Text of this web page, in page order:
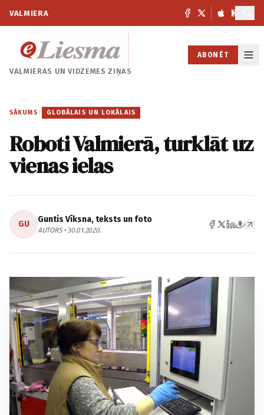
VALMIERA
VALMIERAS UNVIDZEMES ZIŅAS
ABONĒT
SĀKUMS / GLOBĀLAIS UN LOKĀLAIS
Roboti Valmierā, turklāt uz
vienas ielas
GU Guntis Vīksna, teksts un foto
AUTORS • 30.01.2020.